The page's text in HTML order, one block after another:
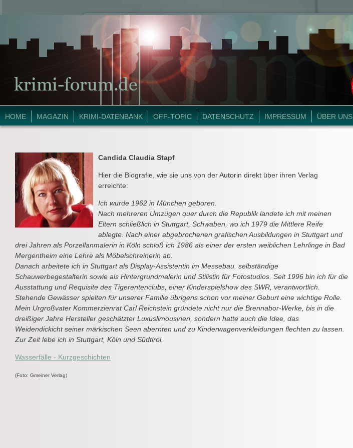
HOME MAGAZIN KRIMI-DATENBANK OFF-TOPIC DATENSCHUTZ IMPRESSUM ÜBER UNS
Candida Claudia Stapf
Hier die Biografie, wie sie uns von der Autorin direkt über ihren Verlag
erreichte:
Ich wurde 1962 in München geboren.
Nach mehreren Umzügen quer durch die Republik landete ich mit meinen
Eltern schließlich in Stuttgart, Schwaben, wo ich 1979 die Mittlere Reife
ablegte. Nach einer abgebrochenen grafischen Ausbildungen in Stuttgart und
drei Jahren als Porzellanmalerin in Köln schloß ich 1986 als einer der ersten weiblichen Lehrlinge in Bad
Mergentheim eine Lehre als Möbelschreinerin ab.
Danach arbeitete ich in Stuttgart als Display-Assistentin im Messebau, selbständige
Schauwerbegestalterin sowie als Hintergrundmalerin und Stilistin für Fotostudios. Seit 1996 bin ich für die
Ausstattung und Requisite des Tigerentenclubs, einer Kinderspielshow des SWR, verantwortlich.
Stehende Gewässer spielten für unserer Familie übrigens schon vor meiner Geburt eine wichtige Rolle.
Mein Urgroßvater Kommerzienrat Carl Reichstein gründete nicht nur die Brennabor-Werke, bis in die
dreißiger Jahre Hersteller geschätzter Luxuslimousinen, sondern hatte auch die Idee, das
Weidendickicht seiner märkischen Seen abernten und zu Kinderwagenverkleidungen flechten zu lassen.
Zur Zeit lebe ich in Stuttgart, Köln und Südtirol.
Wasserfälle - Kurzgeschichten
(Foto: Gmeiner Verlag)